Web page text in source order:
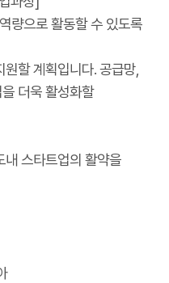
량으로 활동할 수 있도록
할 계획입니다. 공급망,
더욱 활성화할
내 스타트업의 활약을